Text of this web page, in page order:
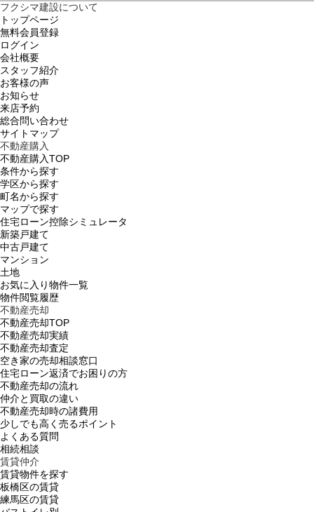
フクシマ建設について
トップページ
無料会員登録
ログイン
会社概要
スタッフ紹介
お客様の声
お知らせ
来店予約
総合問い合わせ
サイトマップ
不動産購入
不動産購入TOP
条件から探す
学区から探す
町名から探す
マップで探す
住宅ローン控除シミュレータ
新築戸建て
中古戸建て
マンション
土地
お気に入り物件一覧
物件閲覧履歴
不動産売却
不動産売却TOP
不動産売却実績
不動産売却査定
空き家の売却相談窓口
住宅ローン返済でお困りの方
不動産売却の流れ
仲介と買取の違い
不動産売却時の諸費用
少しでも高く売るポイント
よくある質問
相続相談
賃貸仲介
賃貸物件を探す
板橋区の賃貸
練馬区の賃貸